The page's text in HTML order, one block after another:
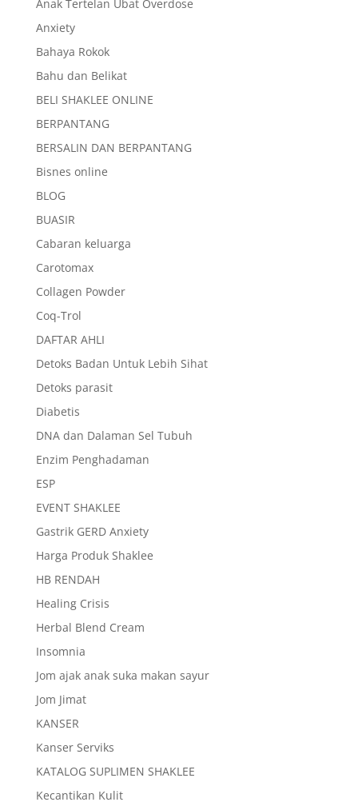
Anak Tertelan Ubat Overdose
Anxiety
Bahaya Rokok
Bahu dan Belikat
BELI SHAKLEE ONLINE
BERPANTANG
BERSALIN DAN BERPANTANG
Bisnes online
BLOG
BUASIR
Cabaran keluarga
Carotomax
Collagen Powder
Coq-Trol
DAFTAR AHLI
Detoks Badan Untuk Lebih Sihat
Detoks parasit
Diabetis
DNA dan Dalaman Sel Tubuh
Enzim Penghadaman
ESP
EVENT SHAKLEE
Gastrik GERD Anxiety
Harga Produk Shaklee
HB RENDAH
Healing Crisis
Herbal Blend Cream
Insomnia
Jom ajak anak suka makan sayur
Jom Jimat
KANSER
Kanser Serviks
KATALOG SUPLIMEN SHAKLEE
Kecantikan Kulit